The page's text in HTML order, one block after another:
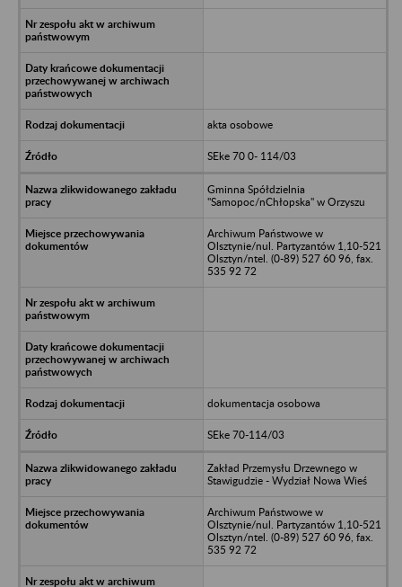
akta osobowe
SEke 70 0- 114/03
Gminna Spółdzielnia
"Samopoc/nChłopska" w Orzyszu
Archiwum Państwowe w
Olsztynie/nul. Partyzantów 1,10-521
Olsztyn/ntel. (0-89) 527 60 96, fax.
535 92 72
dokumentacja osobowa
SEke 70-114/03
Zakład Przemysłu Drzewnego w
Stawigudzie - Wydział Nowa Wieś
Archiwum Państwowe w
Olsztynie/nul. Partyzantów 1,10-521
Olsztyn/ntel. (0-89) 527 60 96, fax.
535 92 72